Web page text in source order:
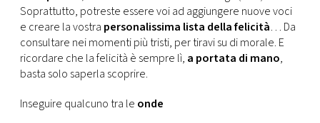
Soprattutto, potreste essere voi ad aggiungere nuove voci
e creare la vostra personalissima lista della felicità… Da
consultare nei momenti più tristi, per tiravi su di morale. E
ricordare che la felicità è sempre lì, a portata di mano,
basta solo saperla scoprire.
Inseguire qualcuno tra le onde